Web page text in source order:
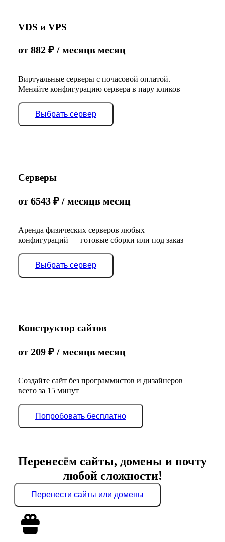
VDS и VPS
Виртуальные серверы с почасовой оплатой.
Меняйте конфигурацию сервера в пару кликов
от 882 ₽ / месяцв месяц
Выбрать сервер
Серверы
Аренда физических серверов любых
конфигураций — готовые сборки или под заказ
от 6543 ₽ / месяцв месяц
Выбрать сервер
Конструктор сайтов
Создайте сайт без программистов и дизайнеров
всего за 15 минут
от 209 ₽ / месяцв месяц
Попробовать бесплатно
Перенесём сайты, домены и почту
любой сложности!
Перенести сайты или домены